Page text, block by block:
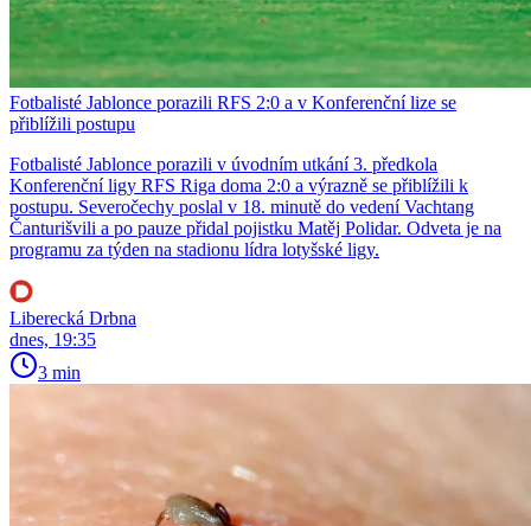
Fotbalisté Jablonce porazili RFS 2:0 a v Konferenční lize se
přiblížili postupu
Fotbalisté Jablonce porazili v úvodním utkání 3. předkola
Konferenční ligy RFS Riga doma 2:0 a výrazně se přiblížili k
postupu. Severočechy poslal v 18. minutě do vedení Vachtang
Čanturišvili a po pauze přidal pojistku Matěj Polidar. Odveta je na
programu za týden na stadionu lídra lotyšské ligy.
Liberecká Drbna
dnes, 19:35
3 min